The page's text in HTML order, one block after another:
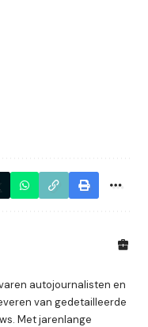
autojournalisten en
van gedetailleerde
Met jarenlange